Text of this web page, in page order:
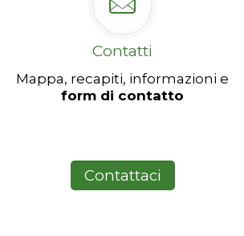
Contatti
Mappa, recapiti, informazioni e
form di contatto
Contattaci